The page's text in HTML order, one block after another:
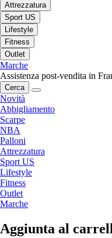
Attrezzatura
Sport US
Lifestyle
Fitness
Outlet
Marche
Assistenza post-vendita in
Cerca
Novità
Abbigliamento
Scarpe
NBA
Palloni
Attrezzatura
Sport US
Lifestyle
Fitness
Outlet
Marche
Aggiunta al